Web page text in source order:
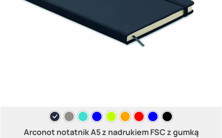
Arconot notatnik A5 z nadrukiem FSC z gumką